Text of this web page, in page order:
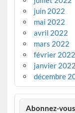
juin 2022
mai 2022
avril 2022
mars 2022
février 2022
janvier 2022
décembre
Abonnez-